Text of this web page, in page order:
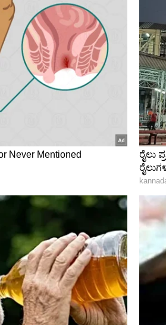
ದಿನಗಳ ಕಾಲ ಕಾಡಲಿದೆ. ಈ
ನೆಮ್ಮದಿ ಕಡಿಮೆಯಾಗುತ್ತದೆ. ಆಸ್ತಿ,
ತೆಗೆದುಕೊಳ್ಳಬೇಡಿ.
ವಿಭಾಗದಲ್ಲಿ ಕಳೆದ ಮೂರು ವರ್ಷಗಳಿಂದ
5 ವರ್ಷ ಕೆಲಸ ಮಾಡಿದ ಅನುಭವವಿದೆ. SDM